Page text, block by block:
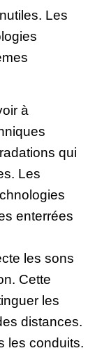
Les
à
qui
Les
enterrées
les sons
Cette
les
distances.
les conduits.